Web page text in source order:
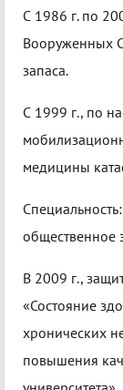
С 1986 г. по
Вооруженных
запаса.
С 1999 г., по
медицины
общественное
В 2009 г.,
«Состояние
хронических
повышения